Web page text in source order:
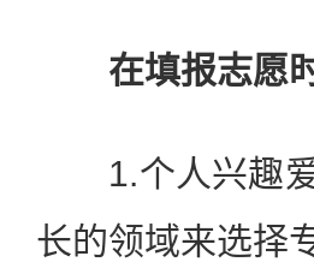
在填报志愿
1.个人兴趣爱
长的领域来选择